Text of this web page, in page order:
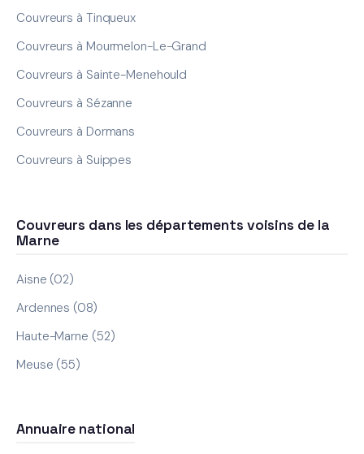
Couvreurs à Tinqueux
Couvreurs à Mourmelon-Le-Grand
Couvreurs à Sainte-Menehould
Couvreurs à Sézanne
Couvreurs à Dormans
Couvreurs à Suippes
Couvreurs dans les départements voisins de la
Marne
Aisne (02)
Ardennes (08)
Haute-Marne (52)
Meuse (55)
Annuaire national